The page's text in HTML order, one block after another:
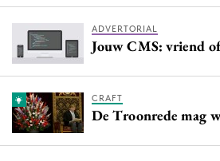
ADVERTORIAL
Jouw CMS: vriend
CRAFT
De Troonrede mag